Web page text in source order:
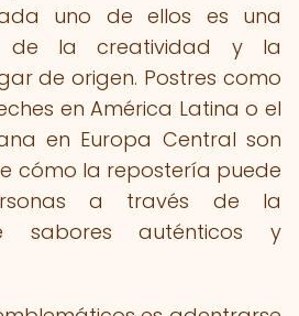
uno de ellos es una
de la creatividad y la
de origen. Postres como
en América Latina o el
en Europa Central son
cómo la repostería puede
a través de la
sabores auténticos y